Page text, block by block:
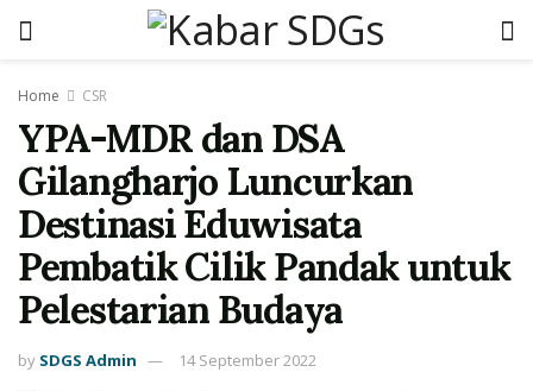
Home CSR
YPA-MDR dan DSA
Gilangharjo Luncurkan
Destinasi Eduwisata
Pembatik Cilik Pandak untuk
Pelestarian Budaya
by SDGS Admin 14 September 2022